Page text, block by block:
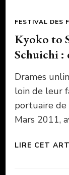
FESTIVAL DES
Kyoko to
Schuichi :
Drames
loin de leur
portuaire de
Mars 2011,
LIRE CET